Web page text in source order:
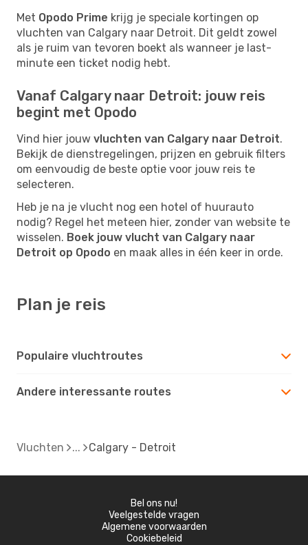
Met Opodo Prime krijg je speciale kortingen op
vluchten van Calgary naar Detroit. Dit geldt zowel
als je ruim van tevoren boekt als wanneer je last-
minute een ticket nodig hebt.
Vanaf Calgary naar Detroit: jouw reis
begint met Opodo
Vind hier jouw vluchten van Calgary naar Detroit.
Bekijk de dienstregelingen, prijzen en gebruik filters
om eenvoudig de beste optie voor jouw reis te
selecteren.
Heb je na je vlucht nog een hotel of huurauto
nodig? Regel het meteen hier, zonder van website te
wisselen. Boek jouw vlucht van Calgary naar
Detroit op Opodo en maak alles in één keer in orde.
Plan je reis
Populaire vluchtroutes
Andere interessante routes
Vluchten Calgary - Detroit
Bel ons nu!
Veelgestelde vragen
Algemene voorwaarden
Cookiebeleid